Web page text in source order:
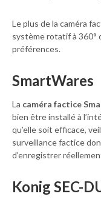
Le plus de la caméra
système rotatif à 360°
préférences.
SmartWares
La caméra factice
bien être installé à
qu’elle soit efficace,
surveillance factice
d’enregistrer
Konig SEC-